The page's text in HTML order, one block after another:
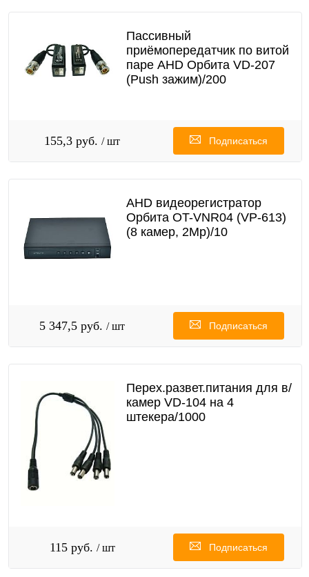
Пассивный
приёмопередатчик по витой
паре AHD Орбита VD-207
(Push зажим)/200
155,3 руб. / шт Подписаться
AHD видеорегистратор
Орбита OT-VNR04 (VP-613)
(8 камер, 2Мр)/10
5 347,5 руб. / шт Подписаться
Перех.развет.питания для в/
камер VD-104 на 4
штекера/1000
115 руб. / шт Подписаться